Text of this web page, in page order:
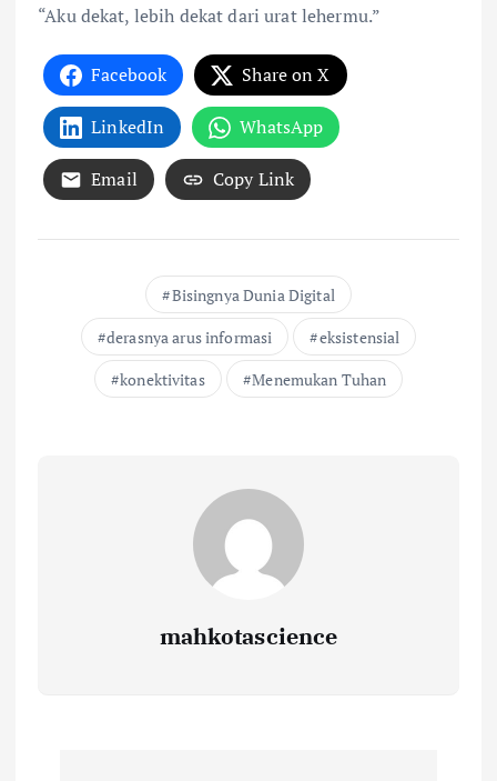
“Aku dekat, lebih dekat dari urat lehermu.”
Facebook Share on X
LinkedIn WhatsApp
Email Copy Link
Bisingnya Dunia Digital
derasnya arus informasi
eksistensial
konektivitas
Menemukan Tuhan
mahkotascience